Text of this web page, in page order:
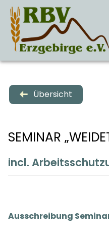
Zum
Inhalt
springen
Leistungen
Kontakt
Übersicht
SEMINAR
incl.
Ausschreibung